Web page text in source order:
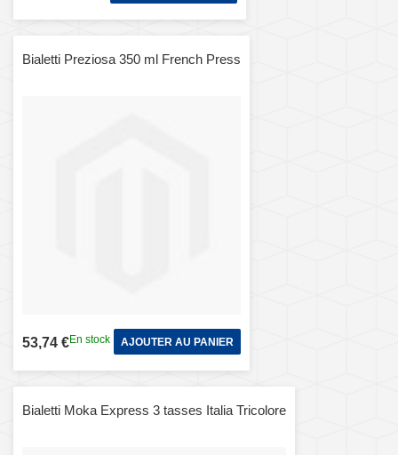
Bialetti Preziosa 350 ml French Press
53,74 €En stock AJOUTER AU PANIER
Bialetti Moka Express 3 tasses Italia Tricolore